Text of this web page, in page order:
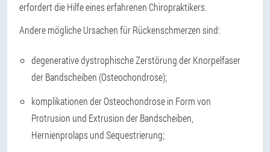
erfordert die Hilfe eines erfahrenen Chiropraktikers.
Andere mögliche Ursachen für Rückenschmerzen sind:
degenerative dystrophische Zerstörung der Knorpelfaser
der Bandscheiben (Osteochondrose);
komplikationen der Osteochondrose in Form von
Protrusion und Extrusion der Bandscheiben,
Hernienprolaps und Sequestrierung;